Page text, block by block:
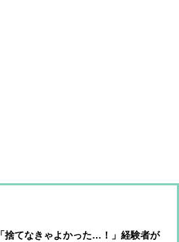
「捨てなきゃよかった…！」経験者が